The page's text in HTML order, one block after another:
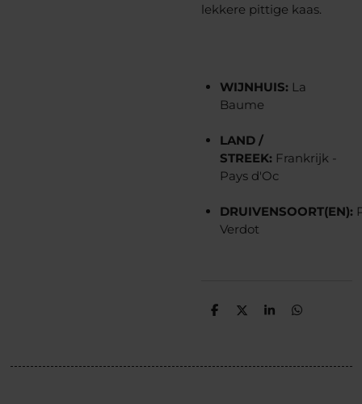
lekkere pittige kaas.
WIJNHUIS: La
Baume
LAND /
STREEK: Frankrijk -
Pays d'Oc
DRUIVENSOORT(EN):
Verdot
D
D
S
D